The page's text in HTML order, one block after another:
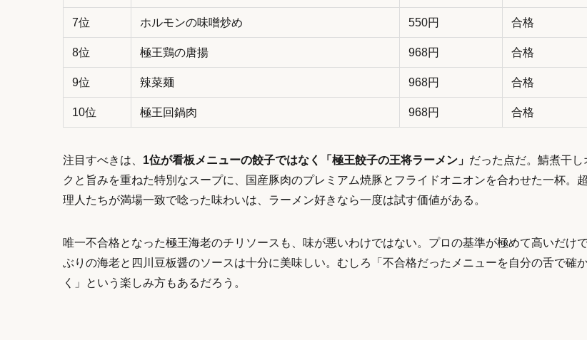
7位 ホルモンの味噌炒め 550円 合格
8位 極王鶏の唐揚 968円 合格
9位 辣菜麺 968円 合格
10位 極王回鍋肉 968円 合格
注目すべきは、 1位が看板メニューの餃子ではなく「極王餃子の王将ラーメン」 だった点だ。鯖煮干し
クと旨みを重ねた特別なスープに、国産豚肉のプレミアム焼豚とフライドオニオンを合わせた一杯。
理人たちが満場一致で唸った味わいは、ラーメン好きなら一度は試す価値がある。
唯一不合格となった極王海老のチリソースも、味が悪いわけではない。プロの基準が極めて高いだけ
ぶりの海老と四川豆板醤のソースは十分に美味しい。むしろ「不合格だったメニューを自分の舌で確
く」という楽しみ方もあるだろう。